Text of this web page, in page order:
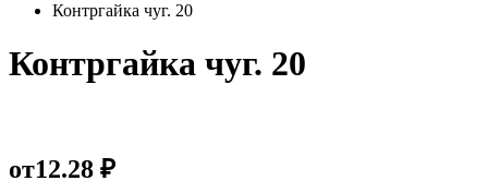
Контргайка чуг. 20
Контргайка чуг. 20
от12.28 ₽